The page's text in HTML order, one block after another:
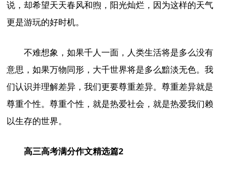
说，却希望天天春风和煦，阳光灿烂，因为这样的天气
更是游玩的好时机。
不难想象，如果千人一面，人类生活将是多么没有
意思，如果万物同形，大千世界将是多么黯淡无色。我
们认识并理解差异，我们更要尊重差异。尊重差异就是
尊重个性。尊重个性，就是热爱社会，就是热爱我们赖
以生存的世界。
高三高考满分作文精选篇2